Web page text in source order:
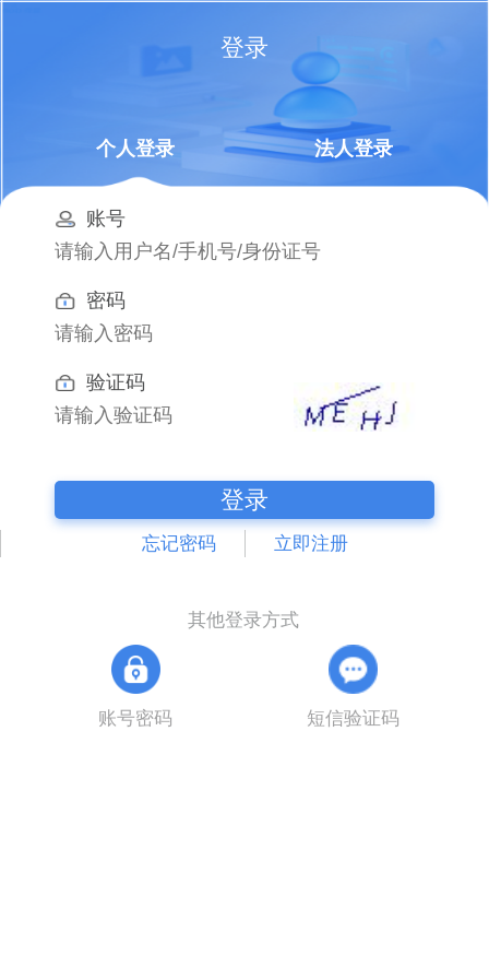
登录
个人登录 法人登录
账号
密码
验证码
登录
忘记密码 立即注册
其他登录方式
账号密码 短信验证码